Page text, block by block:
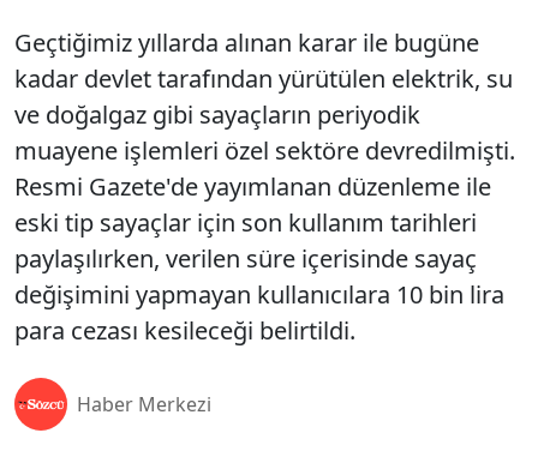
Geçtiğimiz yıllarda alınan karar ile bugüne
kadar devlet tarafından yürütülen elektrik, su
ve doğalgaz gibi sayaçların periyodik
muayene işlemleri özel sektöre devredilmişti.
Resmi Gazete'de yayımlanan düzenleme ile
eski tip sayaçlar için son kullanım tarihleri
paylaşılırken, verilen süre içerisinde sayaç
değişimini yapmayan kullanıcılara 10 bin lira
para cezası kesileceği belirtildi.
Haber Merkezi